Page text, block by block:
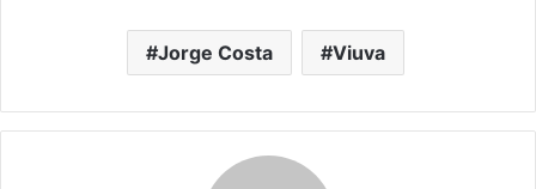
Jorge Costa Viuva